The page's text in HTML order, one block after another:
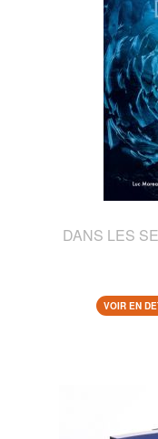
DANS LES
VOIR EN